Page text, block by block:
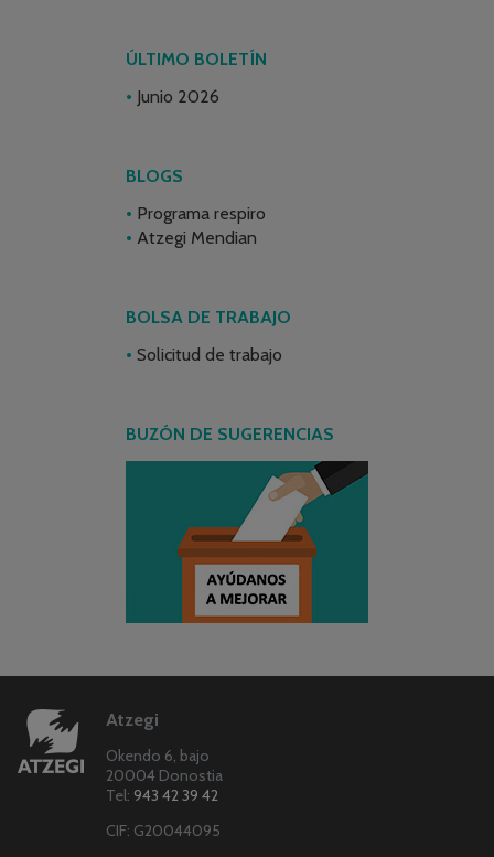
ÚLTIMO BOLETÍN
Junio 2026
BLOGS
Programa respiro
Atzegi Mendian
BOLSA DE TRABAJO
Solicitud de trabajo
BUZÓN DE SUGERENCIAS
Atzegi
Okendo 6, bajo
20004 Donostia
Tel: 943 42 39 42
CIF: G20044095